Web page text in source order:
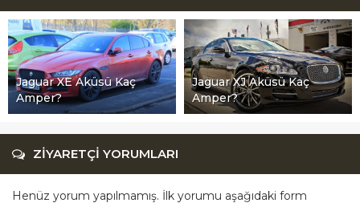
Jaguar XE Aküsü Kaç
Amper?
Jaguar XJ Aküsü Kaç
Amper?
ZİYARETÇİ YORUMLARI
Henüz yorum yapılmamış. İlk yorumu aşağıdaki form